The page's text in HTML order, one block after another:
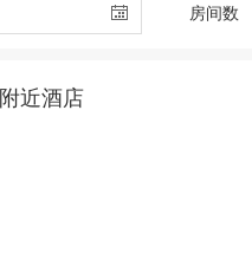
房间数
附近酒店